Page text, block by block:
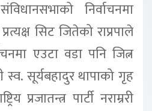
निर्वाचनमा
सिट जितेको राप्रपाले
एउटा वडा पनि जित्न
स्व. सूर्यबहादुर थापाको गृह
प्रजातन्त्र पार्टी नराम्ररी